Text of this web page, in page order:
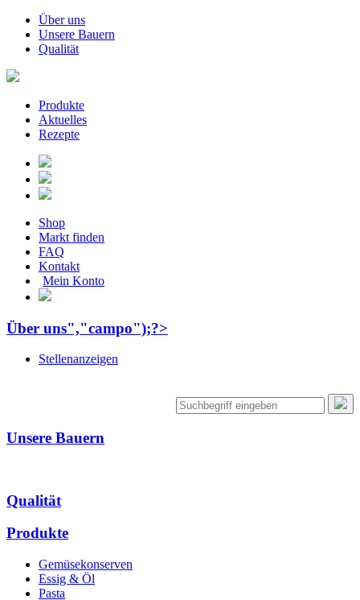
Über uns
Unsere Bauern
Qualität
Produkte
Aktuelles
Rezepte
Shop
Markt finden
FAQ
Kontakt
Mein Konto
Über uns","campo");?>
Stellenanzeigen
Unsere Bauern
Qualität
Produkte
Gemüsekonserven
Essig & Öl
Pasta